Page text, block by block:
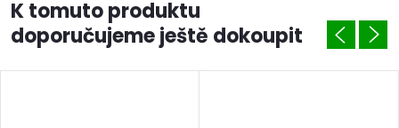
K tomuto produktu
doporučujeme ještě dokoupit